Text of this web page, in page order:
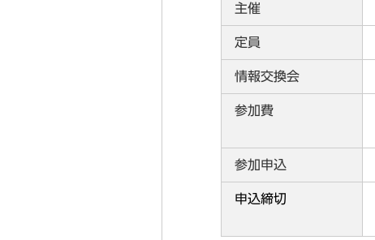
高品質・セキュリティICT部会
研究データマネジメント部会
ORCID部会
ユーザーコミュニケーション部会
情報環境部会
主催
定員
情報交換会
参加費
参加申込
申込締切